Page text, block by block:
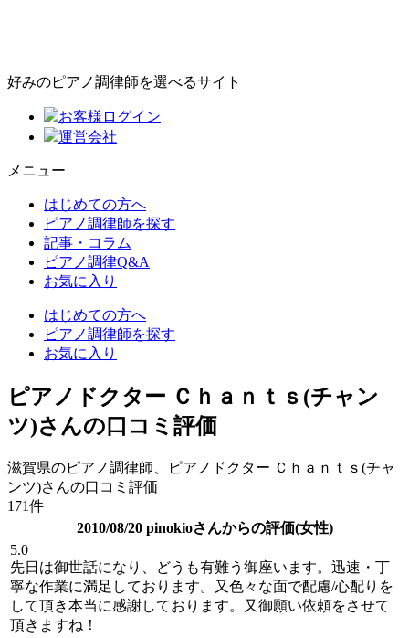
好みのピアノ調律師を選べるサイト
お客様ログイン
運営会社
メニュー
はじめての方へ
ピアノ調律師を探す
記事・コラム
ピアノ調律Q&A
お気に入り
はじめての方へ
ピアノ調律師を探す
お気に入り
ピアノドクター Ｃｈａｎｔｓ(チャン
ツ)さんの口コミ評価
滋賀県のピアノ調律師、ピアノドクター Ｃｈａｎｔｓ(チャ
ンツ)さんの口コミ評価
171件
2010/08/20 pinokioさんからの評価(女性)
5.0
先日は御世話になり、どうも有難う御座います。迅速・丁
寧な作業に満足しております。又色々な面で配慮/心配りを
して頂き本当に感謝しております。又御願い依頼をさせて
頂きますね！